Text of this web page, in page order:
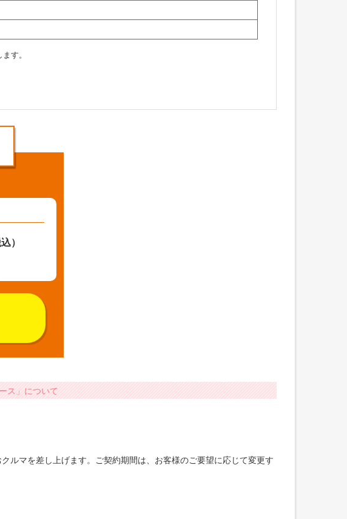
す。
）
ス」について
ルマを差し上げます。ご契約期間は、お客様のご要望に応じて変更す